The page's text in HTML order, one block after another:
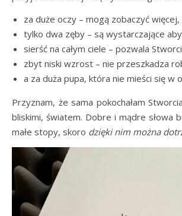
za duże oczy – mogą zobaczyć więcej,
tylko dwa zęby – są wystarczające
sierść na całym ciele – pozwala
zbyt niski wzrost – nie przeszkadza
a za duża pupa, która nie mieści się w
Przyznam, że sama pokochałam
bliskimi, światem. Dobre i mądre słowa
małe stopy, skoro dzięki nim można